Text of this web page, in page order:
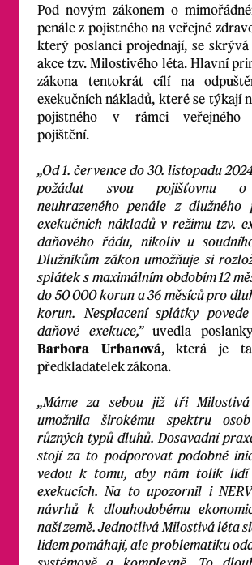
Pod novým zákonem o
penále z pojistného na veřejné
který poslanci projednají, se
akce tzv. Milostivého léta. Hlavní
zákona tentokrát cílí na
exekučních nákladů, které se týkají
pojistného v rámci veřejného
pojištění.
„Od 1. července do 30. listopadu
požádat svou pojišťovnu o
neuhrazeného penále z dlužného
exekučních nákladů v režimu tzv.
daňového řádu, nikoliv u
Dlužníkům zákon umožňuje si
splátek s maximálním obdobím 12
do 50 000 korun a 36 měsíců pro
korun. Nesplacení splátky
daňové exekuce,” uvedla
Barbora Urbanová, která je
předkladatelek zákona.
„Máme za sebou již tři
umožnila širokému spektru
různých typů dluhů. Dosavadní
stojí za to podporovat podobné
vedou k tomu, aby nám tolik lidí
exekucích. Na to upozornil i
návrhů k dlouhodobému
naší země. Jednotlivá Milostivá léta
lidem pomáhají, ale problematiku